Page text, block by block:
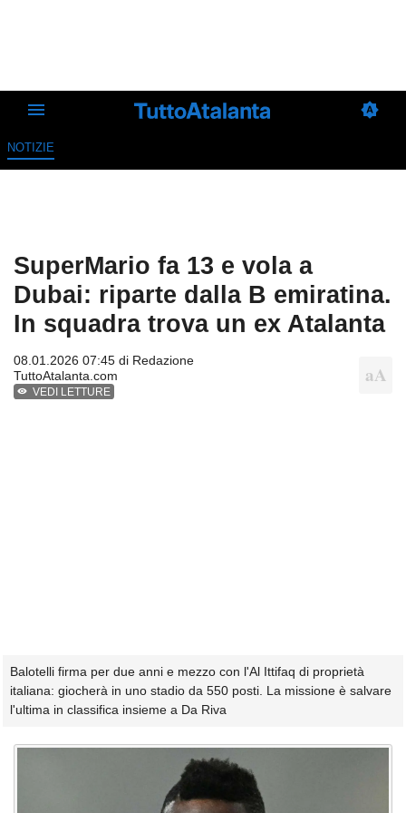
NOTIZIE
SuperMario fa 13 e vola a
Dubai: riparte dalla B emiratina.
In squadra trova un ex Atalanta
08.01.2026 07:45 di Redazione
TuttoAtalanta.com
VEDI LETTURE
Balotelli firma per due anni e mezzo con l'Al Ittifaq di proprietà
italiana: giocherà in uno stadio da 550 posti. La missione è salvare
l'ultima in classifica insieme a Da Riva